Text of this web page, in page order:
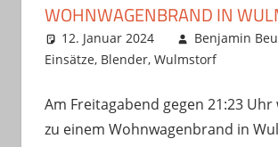
WOHNWAGENBRAND IN
12. Januar 2024
Benjamin
Einsätze, Blender, Wulmstorf
Am Freitagabend gegen 21:23
zu einem Wohnwagenbrand in